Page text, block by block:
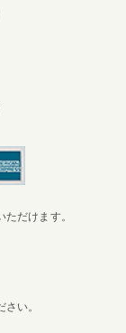
だけます。
い。